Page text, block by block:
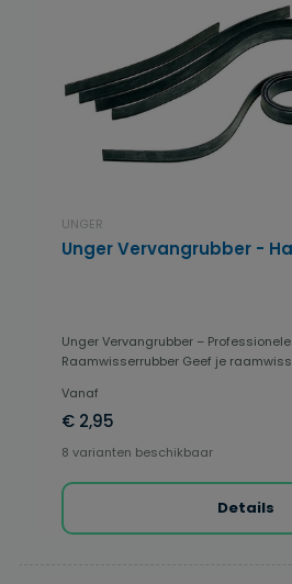
UNGER
Unger Vervangrubber -
Unger Vervangrubber –
Raamwisserrubber Geef je
Vanaf
€ 2,95
8 varianten beschikbaar
Details